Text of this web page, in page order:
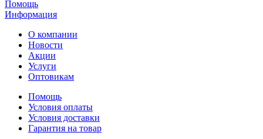
Помощь
Информация
О компании
Новости
Акции
Услуги
Оптовикам
Помощь
Условия оплаты
Условия доставки
Гарантия на товар